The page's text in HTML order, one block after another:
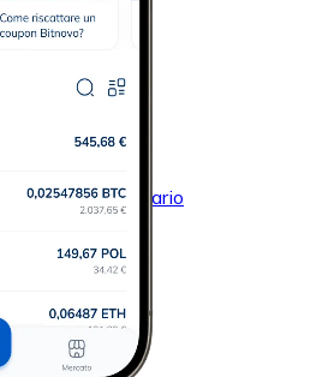
con bonifico bancario